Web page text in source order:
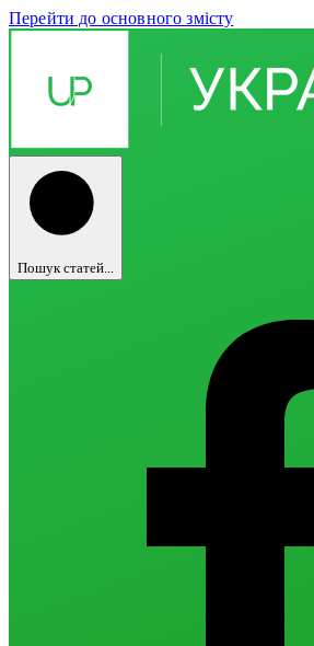
Перейти до основного змісту
Пошук статей...